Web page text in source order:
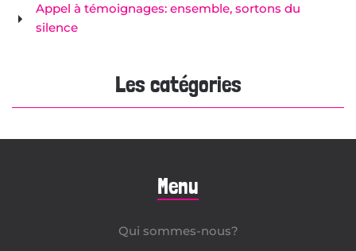
Appel à témoignages: ensemble, sortons du
silence
Les catégories
Menu
Qui sommes-nous?